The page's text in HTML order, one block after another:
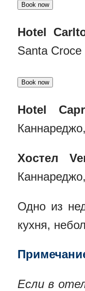
Hotel
Santa
Hotel
Хостел
Одно из
кухня,
Если в